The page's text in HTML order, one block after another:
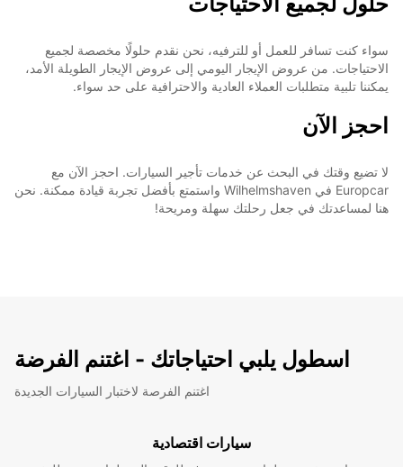
سواء كنت تسافر للعمل أو للترفيه، نحن نقدم حلولًا مخصصة لجميع
الاحتياجات. من عروض الإيجار اليومي إلى عروض الإيجار الطويلة الأمد،
يمكننا تلبية متطلبات العملاء العادية والاحترافية على حد سواء.
احجز الآن
لا تضيع وقتك في البحث عن خدمات تأجير السيارات. احجز الآن مع
Europcar في Wilhelmshaven واستمتع بأفضل تجربة قيادة ممكنة. نحن
هنا لمساعدتك في جعل رحلتك سهلة ومريحة!
اسطول يلبي احتياجاتك - اغتنم الفرضة
اغتنم الفرصة لاختبار السيارات الجديدة
سيارات اقتصادية